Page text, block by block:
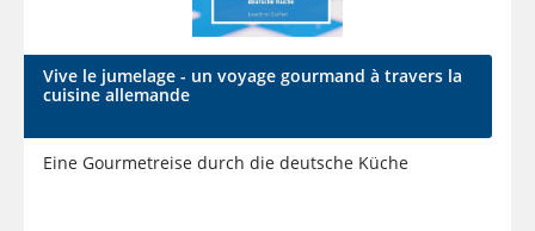
Vive le jumelage - un voyage gourmand à travers la
cuisine allemande
Eine Gourmetreise durch die deutsche Küche